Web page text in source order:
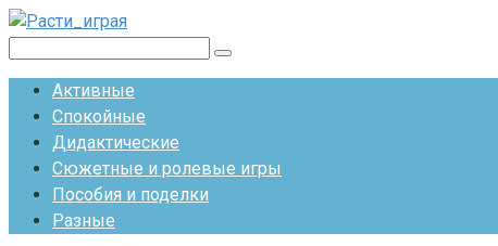
Перейти
Активные
Спокойные
Дидактические
Сюжетные и ролевые игры
Пособия и поделки
Разные